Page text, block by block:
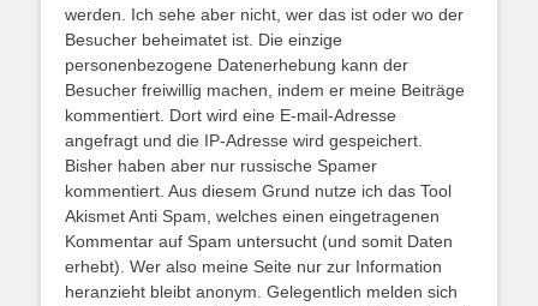
werden. Ich sehe aber nicht, wer das ist oder wo der
Besucher beheimatet ist. Die einzige
personenbezogene Datenerhebung kann der
Besucher freiwillig machen, indem er meine Beiträge
kommentiert. Dort wird eine E-mail-Adresse
angefragt und die IP-Adresse wird gespeichert.
Bisher haben aber nur russische Spamer
kommentiert. Aus diesem Grund nutze ich das Tool
Akismet Anti Spam, welches einen eingetragenen
Kommentar auf Spam untersucht (und somit Daten
erhebt). Wer also meine Seite nur zur Information
heranzieht bleibt anonym. Gelegentlich melden sich